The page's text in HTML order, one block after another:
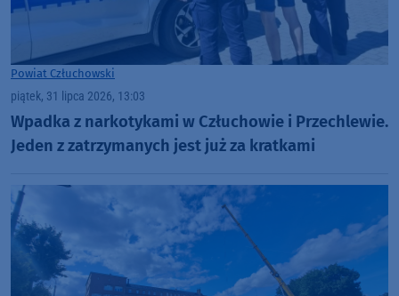
Powiat Człuchowski
piątek, 31 lipca 2026, 13:03
Wpadka z narkotykami w Człuchowie i Przechlewie.
Jeden z zatrzymanych jest już za kratkami